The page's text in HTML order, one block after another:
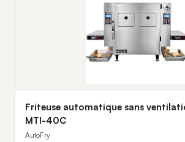
Friteuse automatique sans
MTI-40C
AutoFry